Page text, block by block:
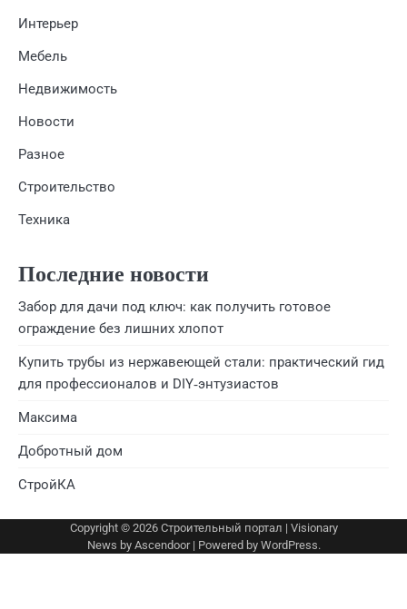
Интерьер
Мебель
Недвижимость
Новости
Разное
Строительство
Техника
Последние новости
Забор для дачи под ключ: как получить готовое
ограждение без лишних хлопот
Купить трубы из нержавеющей стали: практический гид
для профессионалов и DIY‑энтузиастов
Максима
Добротный дом
СтройКА
Copyright © 2026 Строительный портал | Visionary
News by Ascendoor| Powered by WordPress.